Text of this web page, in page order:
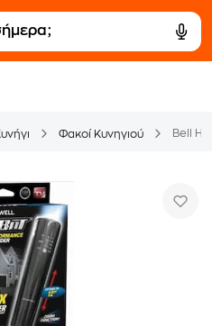
Φακοί Κυνηγιού Bell